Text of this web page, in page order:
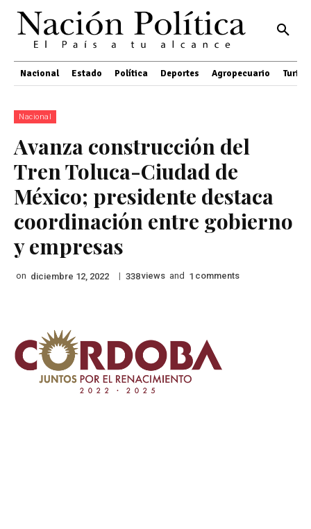
Nacional Estado Política Deportes Agropecuario
Nacional
Avanza construcción del
Tren Toluca-Ciudad de
México; presidente destaca
coordinación entre gobierno
y empresas
on diciembre 12, 2022 | 338views and 1 comments